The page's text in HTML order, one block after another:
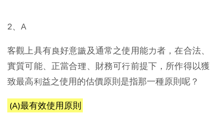
2、A
客觀上具有良好意識及通常之使用能力者，在合法、
實質可能、正當合理、財務可行前提下，所作得以獲
致最高利益之使用的估價原則是指那一種原則呢？
(A)最有效使用原則